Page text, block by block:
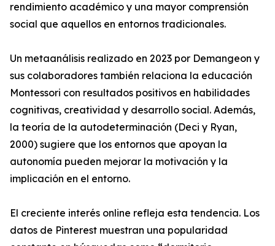
rendimiento académico y una mayor comprensión
social que aquellos en entornos tradicionales.
Un metaanálisis realizado en 2023 por Demangeon y
sus colaboradores también relaciona la educación
Montessori con resultados positivos en habilidades
cognitivas, creatividad y desarrollo social. Además,
la teoría de la autodeterminación (Deci y Ryan,
2000) sugiere que los entornos que apoyan la
autonomía pueden mejorar la motivación y la
implicación en el entorno.
El creciente interés online refleja esta tendencia. Los
datos de Pinterest muestran una popularidad